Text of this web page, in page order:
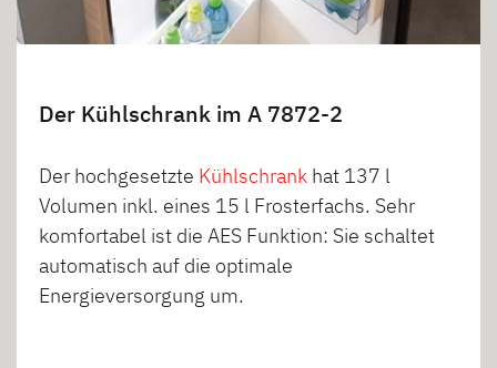
Der Kühlschrank im A 7872-2
Der hochgesetzte Kühlschrank hat 137 l
Volumen inkl. eines 15 l Frosterfachs. Sehr
komfortabel ist die AES Funktion: Sie schaltet
automatisch auf die optimale
Energieversorgung um.